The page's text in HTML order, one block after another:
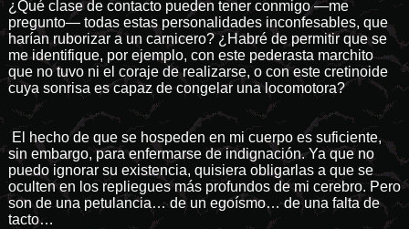
¿Qué clase de contacto pueden tener conmigo —me
pregunto— todas estas personalidades inconfesables, que
harían ruborizar a un carnicero? ¿Habré de permitir que se
me identifique, por ejemplo, con este pederasta marchito
que no tuvo ni el coraje de realizarse, o con este cretinoide
cuya sonrisa es capaz de congelar una locomotora?
El hecho de que se hospeden en mi cuerpo es suficiente,
sin embargo, para enfermarse de indignación. Ya que no
puedo ignorar su existencia, quisiera obligarlas a que se
oculten en los repliegues más profundos de mi cerebro. Pero
son de una petulancia… de un egoísmo… de una falta de
tacto…